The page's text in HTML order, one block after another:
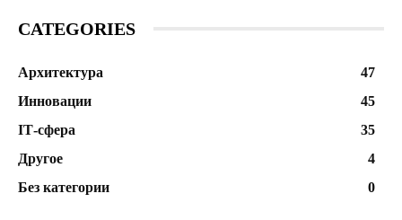
CATEGORIES
Архитектура
47
Инновации
45
ІТ-сфера
35
Другое
4
Без категории
0